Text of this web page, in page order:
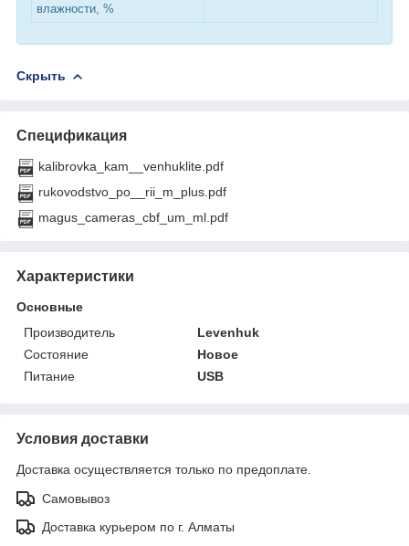
влажности, %
Скрыть
Спецификация
kalibrovka_kam__venhuklite.pdf
rukovodstvo_po__rii_m_plus.pdf
magus_cameras_cbf_um_ml.pdf
Характеристики
Основные
Производитель
Levenhuk
Состояние
Новое
Питание
USB
Условия доставки
Доставка осуществляется только по предоплате.
Самовывоз
Доставка курьером по г. Алматы